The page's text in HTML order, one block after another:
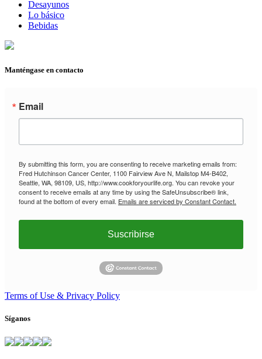
Desayunos
Lo básico
Bebidas
Manténgase en contacto
Email
By submitting this form, you are consenting to receive marketing emails from:
Fred Hutchinson Cancer Center, 1100 Fairview Ave N, Mailstop M4-B402,
Seattle, WA, 98109, US, http://www.cookforyourlife.org. You can revoke your
consent to receive emails at any time by using the SafeUnsubscribe® link,
found at the bottom of every email. Emails are serviced by Constant Contact.
Suscribirse
Terms of Use & Privacy Policy
Síganos